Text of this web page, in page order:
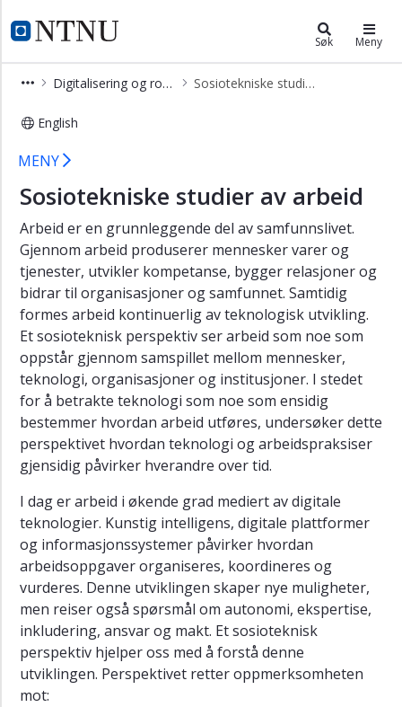
NTNU Hjemmeside
Institutt for tverrfaglige Søk Meny
Digitalisering og robotisering av samfunnet Sosiotekniske studier av arbeid
English
Sosiotekniske studier av arbeid
×
Kontakt
for
kjønnsforsking
(SKF)
for
teknologi
og
samfunn
ProGender:
A
digital
hub
on
gender,
the
COVID-
19
crisis
its
aftermath
Forsking
Formidling
Studier
ved
KULT
Forskarutdanning
(ph.d.)
MENY
Sosiotekniske studier av arbeid
Arbeid er en grunnleggende del av samfunnslivet.
Gjennom arbeid produserer mennesker varer og
tjenester, utvikler kompetanse, bygger relasjoner og
bidrar til organisasjoner og samfunnet. Samtidig
formes arbeid kontinuerlig av teknologisk utvikling.
Et sosioteknisk perspektiv ser arbeid som noe som
oppstår gjennom samspillet mellom mennesker,
teknologi, organisasjoner og institusjoner. I stedet
for å betrakte teknologi som noe som ensidig
bestemmer hvordan arbeid utføres, undersøker dette
perspektivet hvordan teknologi og arbeidspraksiser
gjensidig påvirker hverandre over tid.
I dag er arbeid i økende grad mediert av digitale
teknologier. Kunstig intelligens, digitale plattformer
og informasjonssystemer påvirker hvordan
arbeidsoppgaver organiseres, koordineres og
vurderes. Denne utviklingen skaper nye muligheter,
men reiser også spørsmål om autonomi, ekspertise,
inkludering, ansvar og makt. Et sosioteknisk
perspektiv hjelper oss med å forstå denne
utviklingen. Perspektivet retter oppmerksomheten
mot: